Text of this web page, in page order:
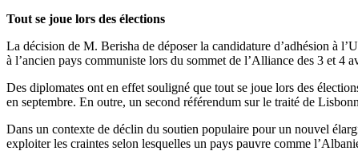
Tout se joue lors des élections
La décision de M. Berisha de déposer la candidature d’adhésion à
à l’ancien pays communiste lors du sommet de l’Alliance des 3 et
Des diplomates ont en effet souligné que tout se joue lors des
en septembre. En outre, un second référendum sur le traité de
Dans un contexte de déclin du soutien populaire pour un nouvel
exploiter les craintes selon lesquelles un pays pauvre comme